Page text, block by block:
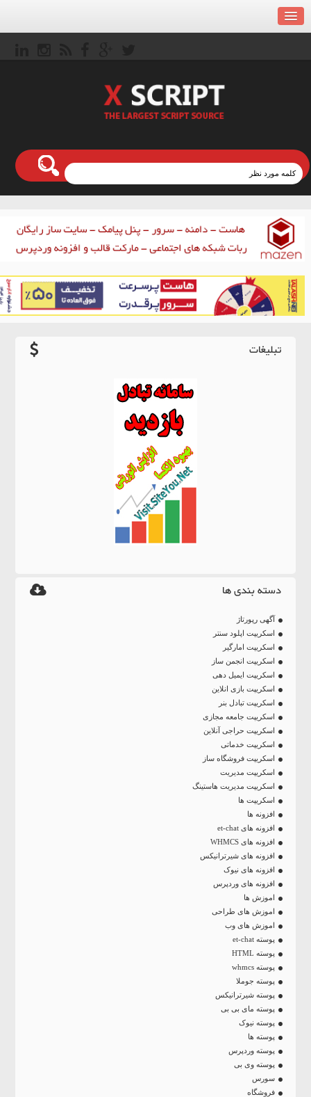
تبلیغات
دسته بندی ها
آگهی رپورتاژ
اسکریپت اپلود سنتر
اسکریپت امارگیر
اسکریپت انجمن ساز
اسکریپت ایمیل دهی
اسکریپت بازی انلاین
اسکریپت تبادل بنر
اسکریپت جامعه مجازی
اسکریپت حراجی آنلاین
اسکریپت خدماتی
اسکریپت فروشگاه ساز
اسکریپت مدیریت
اسکریپت مدیریت هاستینگ
اسکریپت ها
افزونه ها
افزونه های et-chat
افزونه های WHMCS
افزونه های شیرترانیکس
افزونه های نیوک
افزونه های وردپرس
اموزش ها
اموزش های طراحی
اموزش های وب
پوسته et-chat
پوسته HTML
پوسته whmcs
پوسته جوملا
پوسته شیرترانیکس
پوسته مای بی بی
پوسته نیوک
پوسته ها
پوسته وردپرس
پوسته وی بی
سورس
فروشگاه